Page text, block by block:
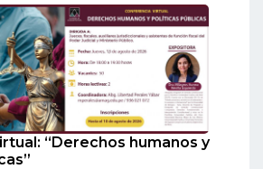
“Derechos humanos y